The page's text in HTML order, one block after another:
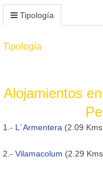
Tipología
Tipología
Alojamientos
1.- L´Armentera (2.09
2.- Vilamacolum (2.29